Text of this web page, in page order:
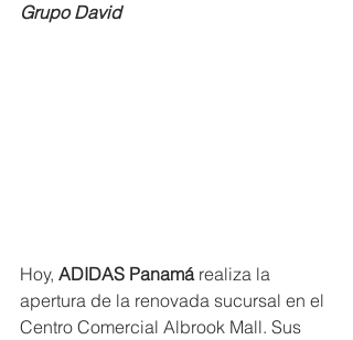
Grupo David
Hoy, ADIDAS Panamá realiza la
apertura de la renovada sucursal en el
Centro Comercial Albrook Mall. Sus